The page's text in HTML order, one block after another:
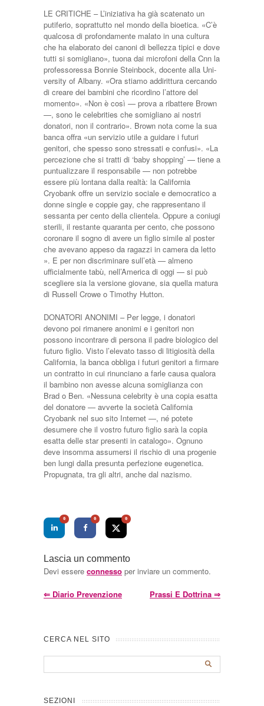
LE CRITICHE – L’iniziati­va ha già scatenato un
putife­rio, soprattutto nel mondo della bioetica. «C’è
qualcosa di profondamente malato in una cultura
che ha elaborato dei canoni di bellezza tipici e dove
tutti si somigliano», tuo­na dai microfoni della Cnn la
professoressa Bonnie Steinbock, docente alla Uni­
versity of Albany. «Ora stia­mo addirittura cercando
di creare dei bambini che ricor­dino l’attore del
momento». «Non è così — prova a ri­battere Brown
—, sono le ce­lebrities che somigliano ai no­stri
donatori, non il contra­rio». Brown nota come la sua
banca offra «un servizio utile a guidare i futuri
genitori, che spesso sono stressati e confusi». «La
percezione che si tratti di ‘baby shopping’ — tiene a
puntualizzare il responsabile — non potrebbe
essere più lontana dalla realtà: la Califor­nia
Cryobank offre un servi­zio sociale e democratico a
donne single e coppie gay, che rappresentano il
sessanta per cento della clientela. Op­pure a coniugi
sterili, il re­stante quaranta per cento, che possono
coronare il so­gno di avere un figlio simile al poster
che avevano appeso da ragazzi in camera da let­to
». E per non discriminare sul­l’età — almeno
ufficialmente tabù, nell’America di oggi — si può
scegliere sia la versio­ne giovane, sia quella matura
di Russell Crowe o Timothy Hutton.
DONATORI ANONIMI – Per legge, i donatori
devono poi rimanere anoni­mi e i genitori non
possono incontrare di persona il padre biologico del
futuro figlio. Vi­sto l’elevato tasso di litigiosi­tà della
California, la banca obbliga i futuri genitori a fir­mare
un contratto in cui ri­nunciano a farle causa qualo­ra
il bambino non avesse alcu­na somiglianza con
Brad o Ben. «Nessuna celebrity è una copia esatta
del donatore — avverte la società Califor­nia
Cryobank nel suo sito In­ternet —, né potete
desume­re che il vostro futuro figlio sarà la copia
esatta delle star presenti in catalogo». Ognu­no
deve insomma assumersi il rischio di una progenie
ben lungi dalla presunta perfezio­ne eugenetica.
Propugnata, tra gli altri, anche dal nazi­smo.
0 0 0
Lascia un commento
Devi essere connesso per inviare un commento.
⇐ Diario Prevenzione Prassi E Dottrina ⇒
CERCA NEL SITO
SEZIONI